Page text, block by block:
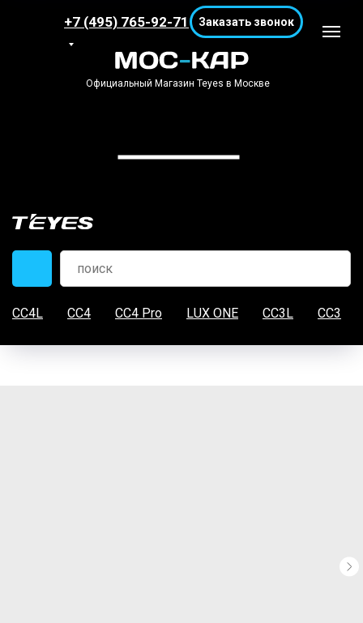
Официальный Магазин Teyes в Москве
+7 (495) 765-92-71 Заказать звонок
CC4L CC4 CC4 Pro LUX ONE CC3L CC3